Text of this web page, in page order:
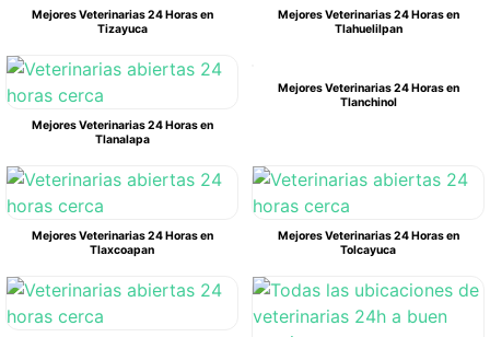
Mejores Veterinarias 24 Horas en
Tizayuca
Mejores Veterinarias 24 Horas en
Tlahuelilpan
Mejores Veterinarias 24 Horas en
Tlanalapa
Mejores Veterinarias 24 Horas en
Tlanchinol
Mejores Veterinarias 24 Horas en
Tlaxcoapan
Mejores Veterinarias 24 Horas en
Tolcayuca